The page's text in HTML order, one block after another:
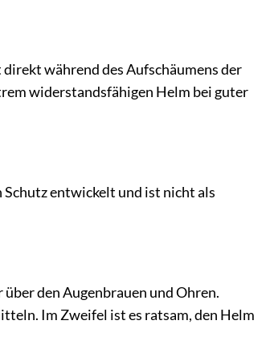
während des Aufschäumens der
widerstandsfähigen Helm bei guter
Schutz entwickelt und ist nicht als
den Augenbrauen und Ohren.
Im Zweifel ist es ratsam, den Helm